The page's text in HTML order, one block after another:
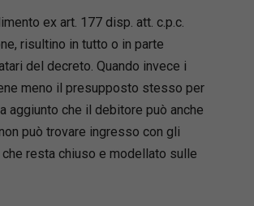
ex art. 177 disp. att. c.p.c.
risultino in tutto o in parte
del decreto. Quando invece i
meno il presupposto stesso per
aggiunto che il debitore può anche
può trovare ingresso con gli
resta chiuso e modellato sulle